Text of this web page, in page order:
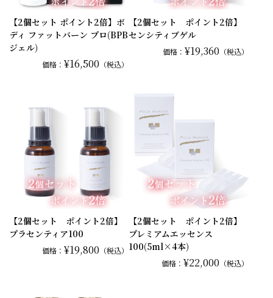
【2個セット ポイント2倍】ボ
ディ ファットバーン プロ(BPB
ジェル)
価格：¥16,500 （税込）
【2個セット ポイント2倍】
センシティブゲル
価格： ¥19,360 （税込）
【2個セット ポイント2倍】
プラセンティア100
価格：¥19,800 （税込）
【2個セット ポイント2倍】
プレミアムエッセンス
100(5ml×4本)
価格： ¥22,000 （税込）